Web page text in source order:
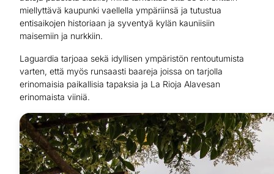
miellyttävä kaupunki vaellella ympäriinsä ja tutustua
entisaikojen historiaan ja syventyä kylän kauniisiin
maisemiin ja nurkkiin.
Laguardia tarjoaa sekä idyllisen ympäristön rentoutumista
varten, että myös runsaasti baareja joissa on tarjolla
erinomaisia paikallisia tapaksia ja La Rioja Alavesan
erinomaista viiniä.